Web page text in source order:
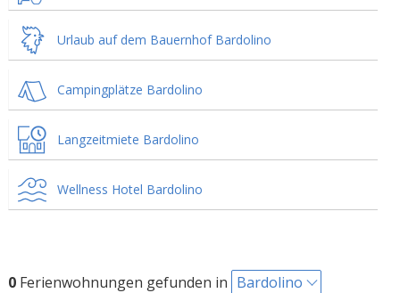
Urlaub auf dem Bauernhof Bardolino
Campingplätze Bardolino
Langzeitmiete Bardolino
Wellness Hotel Bardolino
0Ferienwohnungen gefunden in Bardolino